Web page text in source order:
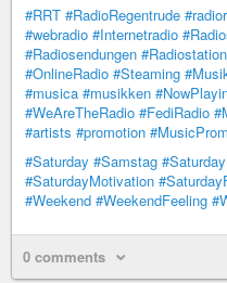
#RRT #RadioRegentrude
#webradio #Internetradio
#Radiosendungen #Radiostation
#OnlineRadio #Steaming
#musica #musikken
#WeAreTheRadio #FediRadio
#artists #promotion
#Saturday #Samstag
#SaturdayMotivation
#Weekend #WeekendFeeling
0 comments